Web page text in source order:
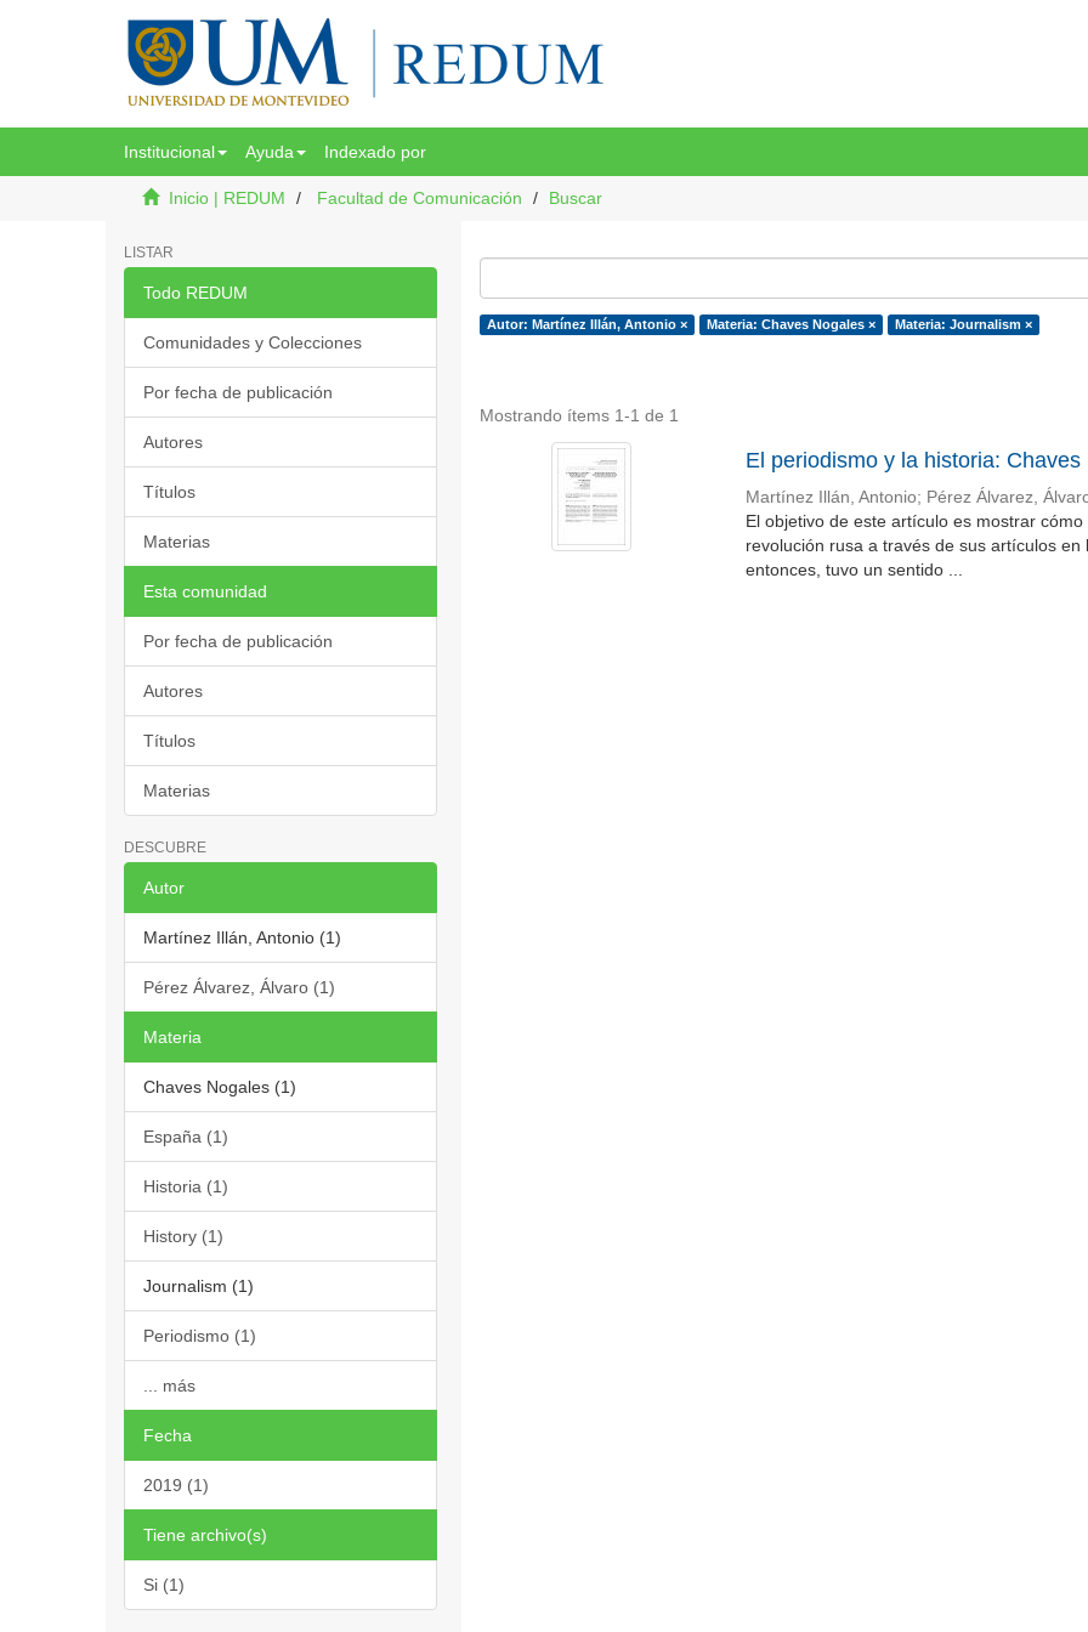
Institucional Ayuda Indexado por
Inicio | REDUM Facultad de Comunicación Buscar
LISTAR
Todo REDUM
Comunidades y Colecciones
Por fecha de publicación
Autores
Títulos
Materias
Esta comunidad
Por fecha de publicación
Autores
Títulos
Materias
DESCUBRE
Autor
Martínez Illán, Antonio (1)
Pérez Álvarez, Álvaro (1)
Materia
Chaves Nogales (1)
España (1)
Historia (1)
History (1)
Journalism (1)
Periodismo (1)
... más
Fecha
2019 (1)
Tiene archivo(s)
Si (1)
Autor: Martínez Illán, Antonio × Materia: Chaves Nogales × Materia: Journalism ×
Mostrando ítems 1-1 de 1
El periodismo y la historia:
Martínez Illán, Antonio; Pérez Álvarez,
El objetivo de este artículo es mostrar
revolución rusa a través de sus artículos
entonces, tuvo un sentido ...